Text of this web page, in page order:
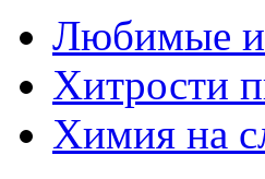
Любимые
Хитрости
Химия на